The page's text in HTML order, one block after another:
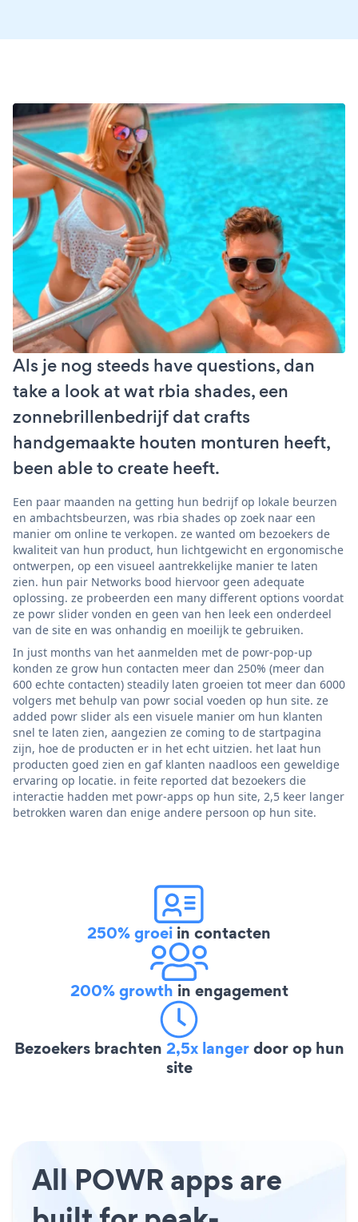
Als je nog steeds have questions, dan
take a look at wat rbia shades, een
zonnebrillenbedrijf dat crafts
handgemaakte houten monturen heeft,
been able to create heeft.
Een paar maanden na getting hun bedrijf op lokale beurzen
en ambachtsbeurzen, was rbia shades op zoek naar een
manier om online te verkopen. ze wanted om bezoekers de
kwaliteit van hun product, hun lichtgewicht en ergonomische
ontwerpen, op een visueel aantrekkelijke manier te laten
zien. hun pair Networks bood hiervoor geen adequate
oplossing. ze probeerden een many different options voordat
ze powr slider vonden en geen van hen leek een onderdeel
van de site en was onhandig en moeilijk te gebruiken.
In just months van het aanmelden met de powr-pop-up
konden ze grow hun contacten meer dan 250% (meer dan
600 echte contacten) steadily laten groeien tot meer dan 6000
volgers met behulp van powr social voeden op hun site. ze
added powr slider als een visuele manier om hun klanten
snel te laten zien, aangezien ze coming to de startpagina
zijn, hoe de producten er in het echt uitzien. het laat hun
producten goed zien en gaf klanten naadloos een geweldige
ervaring op locatie. in feite reported dat bezoekers die
interactie hadden met powr-apps op hun site, 2,5 keer langer
betrokken waren dan enige andere persoon op hun site.
250% groei in contacten
200% growth in engagement
Bezoekers brachten 2,5x langerdoor op hun
site
All POWR apps are